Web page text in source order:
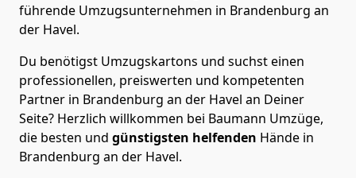
führende Umzugsunternehmen in Brandenburg an
der Havel.
Du benötigst Umzugskartons und suchst einen
professionellen, preiswerten und kompetenten
Partner in Brandenburg an der Havel an Deiner
Seite? Herzlich willkommen bei Baumann Umzüge,
die besten und günstigsten helfenden Hände in
Brandenburg an der Havel.